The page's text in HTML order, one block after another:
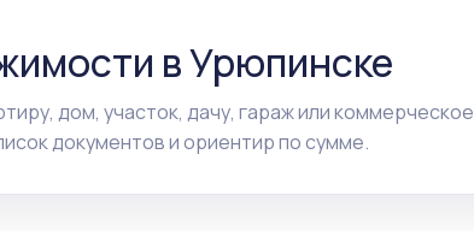
в Урюпинске
дом, участок, дачу, гараж или коммерческое
документов и ориентир по сумме.